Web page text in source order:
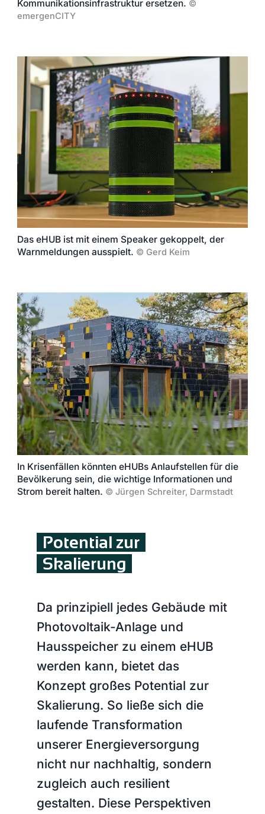
Kommunikationsinfrastruktur ersetzen. ©
emergenCITY
Das eHUB ist mit einem Speaker gekoppelt, der
Warnmeldungen ausspielt. © Gerd Keim
In Krisenfällen könnten eHUBs Anlaufstellen für die
Bevölkerung sein, die wichtige Informationen und
Strom bereit halten. © Jürgen Schreiter, Darmstadt
Potential zur
Skalierung
Da prinzipiell jedes Gebäude mit
Photovoltaik-Anlage und
Hausspeicher zu einem eHUB
werden kann, bietet das
Konzept großes Potential zur
Skalierung. So ließe sich die
laufende Transformation
unserer Energieversorgung
nicht nur nachhaltig, sondern
zugleich auch resilient
gestalten. Diese Perspektiven